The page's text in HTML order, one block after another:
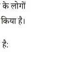
के लोगों
है।